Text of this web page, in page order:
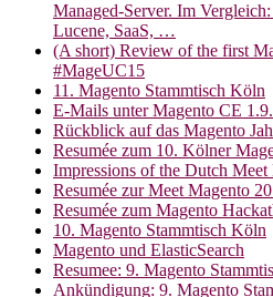
Managed-Server. Im
Lucene, SaaS, …
(A short) Review of the first
#MageUC15
11. Magento Stammtisch Köln
E-Mails unter Magento CE
Rückblick auf das Magento
Resumée zum 10. Kölner
Impressions of the Dutch
Resumée zur Meet Magento
Resumée zum Magento
10. Magento Stammtisch Köln
Magento und ElasticSearch
Resumee: 9. Magento
Ankündigung: 9. Magento